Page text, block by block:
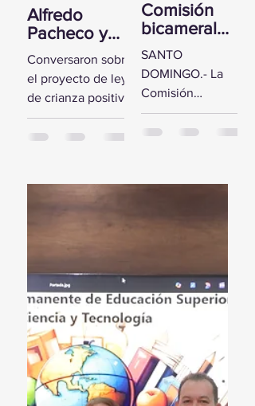
Alfredo
Pacheco y
comisión de
diputados
reciben a la
Primera
Dama
Conversaron sobre
el proyecto de ley
de crianza positiva
SANTO
DOMINGO.- El
Diputados, Alfredo
Pacheco, junto...
Comisión
bicameral
inicia hoy el
estudio del
Presupuesto
General del
Estado 2024
SANTO
DOMINGO.- La
Comisión
Bicameral Especial
iniciará hoy los
proyecto de ley
General...